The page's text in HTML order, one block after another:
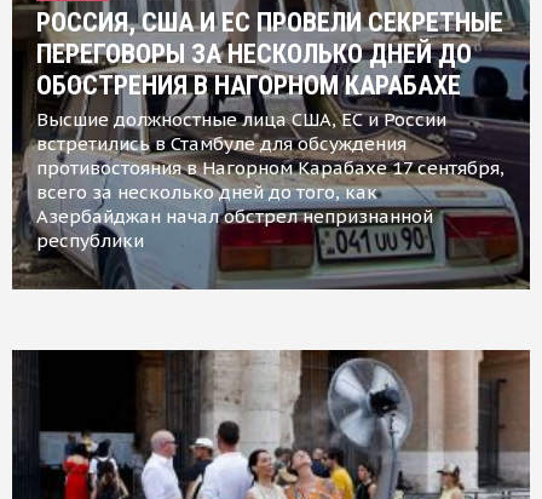
РОССИЯ, США И ЕС ПРОВЕЛИ СЕКРЕТНЫЕ
ПЕРЕГОВОРЫ ЗА НЕСКОЛЬКО ДНЕЙ ДО
ОБОСТРЕНИЯ В НАГОРНОМ КАРАБАХЕ
Высшие должностные лица США, ЕС и России
встретились в Стамбуле для обсуждения
противостояния в Нагорном Карабахе 17 сентября,
всего за несколько дней до того, как
Азербайджан начал обстрел непризнанной
республики